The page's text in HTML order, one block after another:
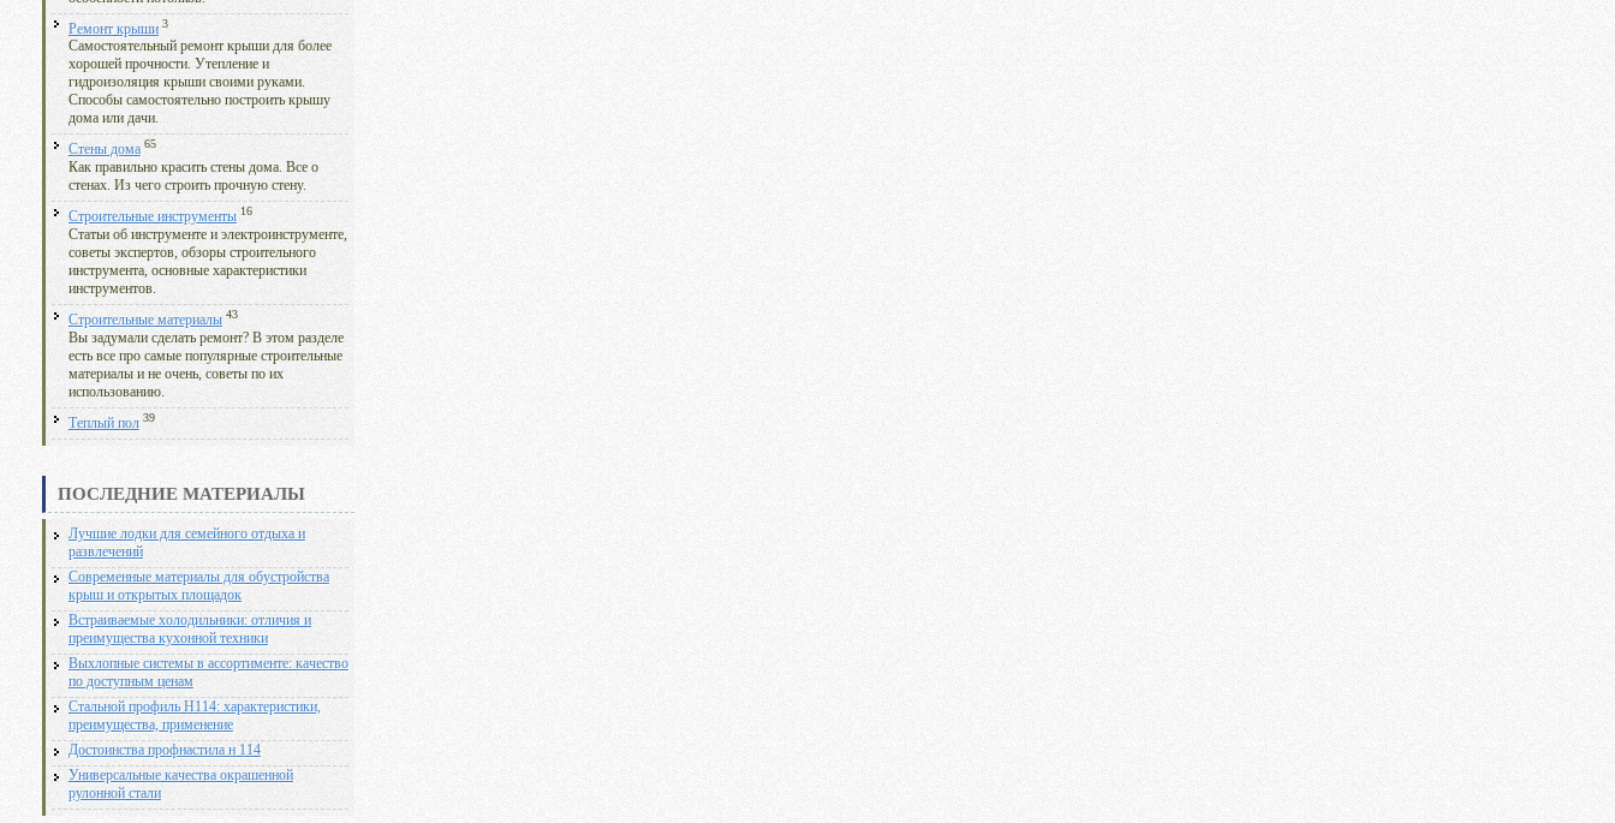
Ремонт крыши 3
Самостоятельный ремонт крыши для более
хорошей прочности. Утепление и
гидроизоляция крыши своими руками.
Способы самостоятельно построить крышу
дома или дачи.
Стены дома 65
Как правильно красить стены дома. Все о
стенах. Из чего строить прочную стену.
Строительные инструменты 16
Статьи об инструменте и электроинструменте,
советы экспертов, обзоры строительного
инструмента, основные характеристики
инструментов.
Строительные материалы 43
Вы задумали сделать ремонт? В этом разделе
есть все про самые популярные строительные
материалы и не очень, советы по их
использованию.
Теплый пол 39
ПОСЛЕДНИЕ МАТЕРИАЛЫ
Лучшие лодки для семейного отдыха и
развлечений
Современные материалы для обустройства
крыш и открытых площадок
Встраиваемые холодильники: отличия и
преимущества кухонной техники
Выхлопные системы в ассортименте: качество
по доступным ценам
Стальной профиль Н114: характеристики,
преимущества, применение
Достоинства профнастила н 114
Универсальные качества окрашенной
рулонной стали